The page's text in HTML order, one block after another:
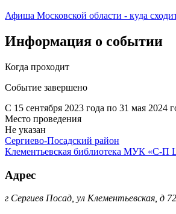
Афиша Московской области - куда
Информация о событии
Когда проходит
Событие завершено
С 15 сентября 2023 года по 31 мая 2024
Место проведения
Не указан
Сергиево-Посадский район
Клементьевская библиотека МУК «С-П
Адрес
г Сергиев Посад, ул Клементьевская, д 72